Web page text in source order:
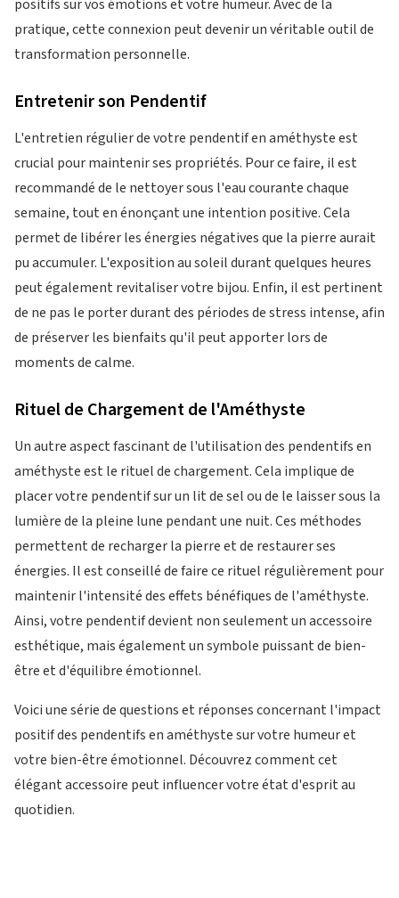
positifs sur vos émotions et votre humeur. Avec de la
pratique, cette connexion peut devenir un véritable outil de
transformation personnelle.
Entretenir son Pendentif
L'entretien régulier de votre pendentif en améthyste est
crucial pour maintenir ses propriétés. Pour ce faire, il est
recommandé de le nettoyer sous l'eau courante chaque
semaine, tout en énonçant une intention positive. Cela
permet de libérer les énergies négatives que la pierre aurait
pu accumuler. L'exposition au soleil durant quelques heures
peut également revitaliser votre bijou. Enfin, il est pertinent
de ne pas le porter durant des périodes de stress intense, afin
de préserver les bienfaits qu'il peut apporter lors de
moments de calme.
Rituel de Chargement de l'Améthyste
Un autre aspect fascinant de l'utilisation des pendentifs en
améthyste est le rituel de chargement. Cela implique de
placer votre pendentif sur un lit de sel ou de le laisser sous la
lumière de la pleine lune pendant une nuit. Ces méthodes
permettent de recharger la pierre et de restaurer ses
énergies. Il est conseillé de faire ce rituel régulièrement pour
maintenir l'intensité des effets bénéfiques de l'améthyste.
Ainsi, votre pendentif devient non seulement un accessoire
esthétique, mais également un symbole puissant de bien-
être et d'équilibre émotionnel.
Voici une série de questions et réponses concernant l'impact
positif des pendentifs en améthyste sur votre humeur et
votre bien-être émotionnel. Découvrez comment cet
élégant accessoire peut influencer votre état d'esprit au
quotidien.